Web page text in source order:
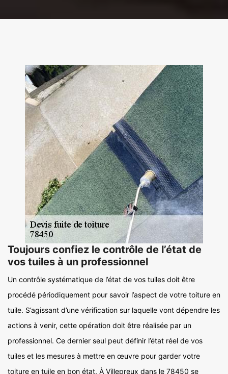
Toujours confiez le contrôle de l’état de
vos tuiles à un professionnel
Un contrôle systématique de l’état de vos tuiles doit être
procédé périodiquement pour savoir l’aspect de votre toiture en
tuile. S’agissant d’une vérification sur laquelle vont dépendre les
actions à venir, cette opération doit être réalisée par un
professionnel. Ce dernier seul peut définir l’état réel de vos
tuiles et les mesures à mettre en œuvre pour garder votre
toiture en tuile en bon état. À Villepreux dans le 78450 se